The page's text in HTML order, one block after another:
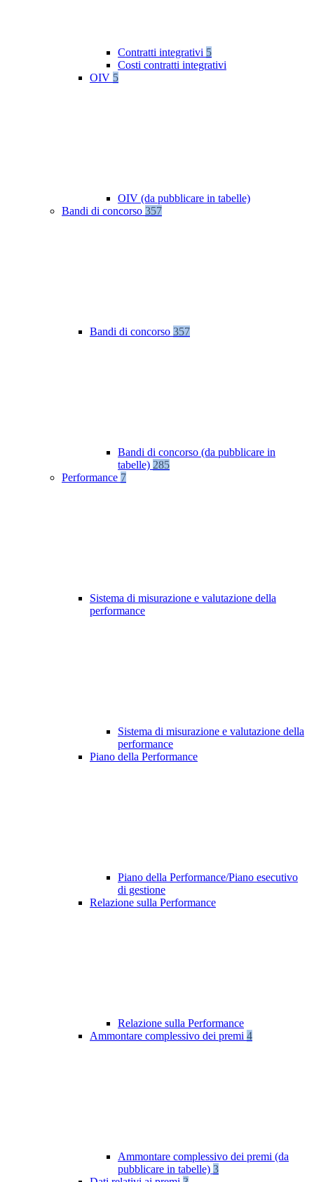
Contratti integrativi 5
Costi contratti integrativi
OIV 5
OIV (da pubblicare in tabelle)
Bandi di concorso 357
Bandi di concorso 357
Bandi di concorso (da pubblicare in
tabelle) 285
Performance 7
Sistema di misurazione e valutazione della
performance
Sistema di misurazione e valutazione della
performance
Piano della Performance
Piano della Performance/Piano esecutivo
di gestione
Relazione sulla Performance
Relazione sulla Performance
Ammontare complessivo dei premi 4
Ammontare complessivo dei premi (da
pubblicare in tabelle) 3